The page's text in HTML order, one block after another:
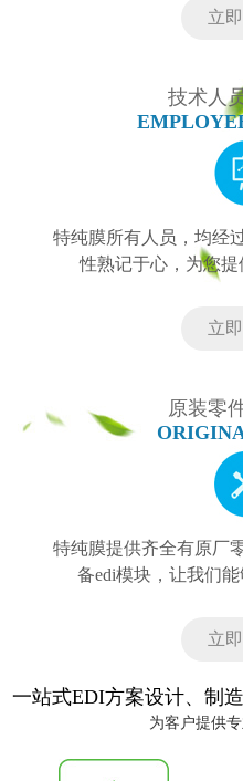
立
技术人
特纯膜所有人员，均经
性熟记于心，为您
立
原装零
特纯膜提供齐全有原厂
备edi模块，让我们
立
一站式EDI方案设计、制
为客户提供